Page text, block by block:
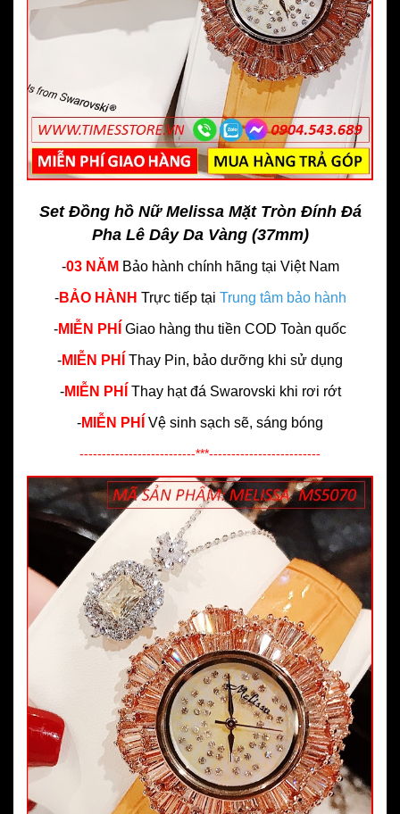
Set Đồng hồ Nữ Melissa Mặt Tròn Đính Đá
Pha Lê Dây Da Vàng (37mm)
-03 NĂM Bảo hành chính hãng tại Việt Nam
-BẢO HÀNH Trực tiếp tại Trung tâm bảo hành
-MIỄN PHÍ Giao hàng thu tiền COD Toàn quốc
-MIỄN PHÍ Thay Pin, bảo dưỡng khi sử dụng
-MIỄN PHÍ Thay hạt đá Swarovski khi rơi rớt
-MIỄN PHÍ Vệ sinh sạch sẽ, sáng bóng
--------------------------***-------------------------